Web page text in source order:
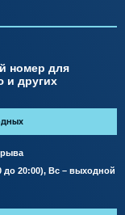
номер для
и других
до 20:00), Вс – выходной